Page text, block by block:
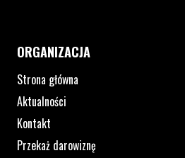
ORGANIZACJA
Strona główna
Aktualności
Kontakt
Przekaż darowiznę